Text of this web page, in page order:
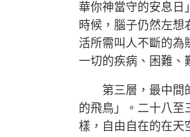
華你神當守的安息日
時候，腦子仍然左想
活所需叫人不斷的為
一切的疾病、困難、
第三層，最中間的
的飛鳥」。二十八至
樣，自由自在的在天